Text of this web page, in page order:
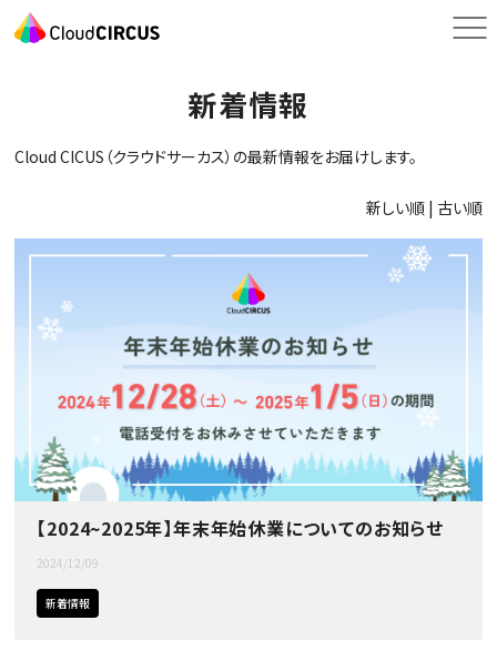
新着情報
Cloud CICUS（クラウドサーカス）の最新情報をお届けします。
新しい順 | 古い順
【2024~2025年】年末年始休業についてのお知らせ
2024/12/09
新着情報